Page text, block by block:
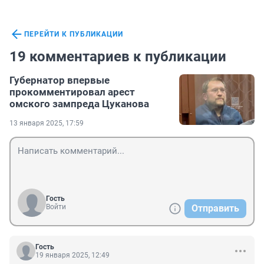
ПЕРЕЙТИ К ПУБЛИКАЦИИ
19 комментариев к публикации
Губернатор впервые
прокомментировал арест
омского зампреда Цуканова
13 января 2025, 17:59
Гость
Войти
Отправить
Гость
19 января 2025, 12:49